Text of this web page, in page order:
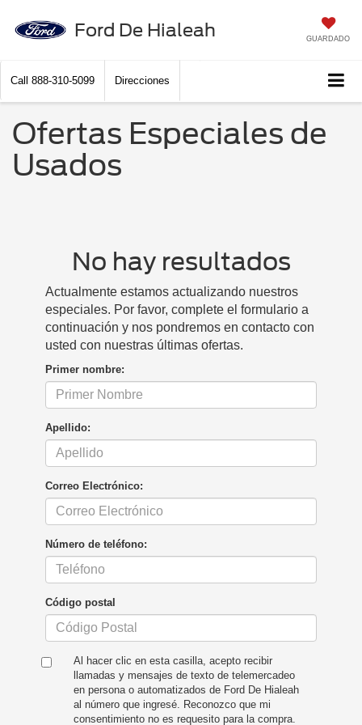
Ford De Hialeah GUARDADO
Call 888-310-5099 Direcciones
Ofertas Especiales de
Usados
No hay resultados
Actualmente estamos actualizando nuestros
especiales. Por favor, complete el formulario a
continuación y nos pondremos en contacto con
usted con nuestras últimas ofertas.
Primer nombre:
Apellido:
Correo Electrónico:
Número de teléfono:
Código postal
Al hacer clic en esta casilla, acepto recibir
llamadas y mensajes de texto de telemercadeo
en persona o automatizados de Ford De Hialeah
al número que ingresé. Reconozco que mi
consentimiento no es requesito para la compra.